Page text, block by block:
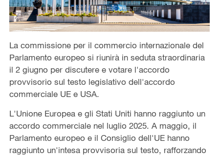
La commissione per il commercio internazionale del
Parlamento europeo si riunirà in seduta straordinaria
il 2 giugno per discutere e votare l'accordo
provvisorio sul testo legislativo dell'accordo
commerciale UE e USA.
L'Unione Europea e gli Stati Uniti hanno raggiunto un
accordo commerciale nel luglio 2025. A maggio, il
Parlamento europeo e il Consiglio dell'UE hanno
raggiunto un'intesa provvisoria sul testo, rafforzando